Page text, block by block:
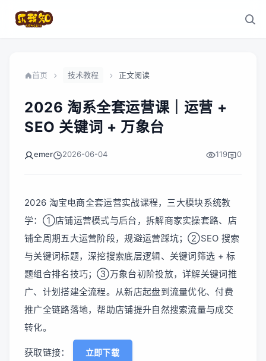
首页 技术教程 正文阅读
2026 淘系全套运营课｜运营 +
SEO 关键词 + 万象台
emer 2026-06-04 119 0
2026 淘宝电商全套运营实战课程，三大模块系统教
学：①店铺运营模式与后台，拆解商家实操套路、店
铺全周期五大运营阶段，规避运营踩坑；②SEO 搜索
与关键词标题，深挖搜索底层逻辑、关键词筛选 + 标
题组合排名技巧；③万象台初阶投放，详解关键词推
广、计划搭建全流程。从新店起盘到流量优化、付费
推广全链路落地，帮助店铺提升自然搜索流量与成交
转化。
获取链接： 立即下载